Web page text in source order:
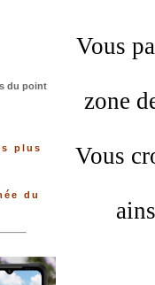
du point
plus
du
Vous
zone
Vous